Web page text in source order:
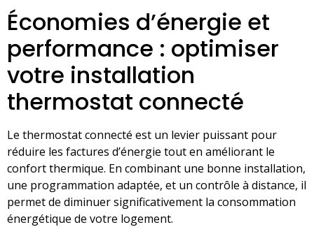
Économies d’énergie et
performance : optimiser
votre installation
thermostat connecté
Le thermostat connecté est un levier puissant pour
réduire les factures d’énergie tout en améliorant le
confort thermique. En combinant une bonne installation,
une programmation adaptée, et un contrôle à distance, il
permet de diminuer significativement la consommation
énergétique de votre logement.